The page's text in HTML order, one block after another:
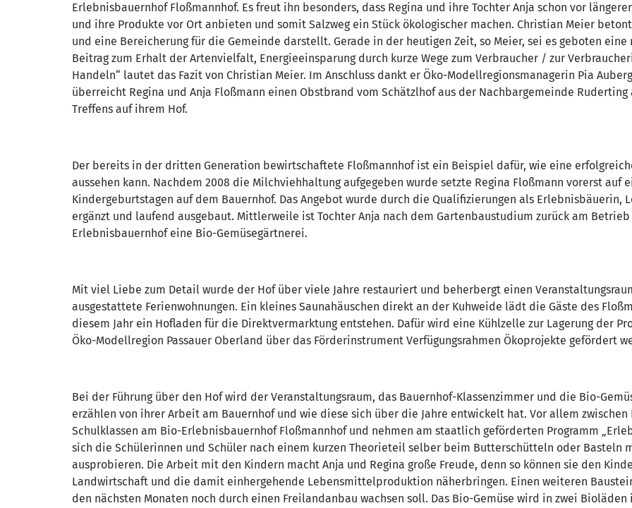
Erlebnisbauernhof Floßmannhof. Es freut ihn besonders, dass Regina und ihre Tochter Anja schon vor
und ihre Produkte vor Ort anbieten und somit Salzweg ein Stück ökologischer machen. Christian Meier
und eine Bereicherung für die Gemeinde darstellt. Gerade in der heutigen Zeit, so Meier, sei es geboten
Beitrag zum Erhalt der Artenvielfalt, Energieeinsparung durch kurze Wege zum Verbraucher / zur
Handeln“ lautet das Fazit von Christian Meier. Im Anschluss dankt er Öko-Modellregionsmanagerin Pia
überreicht Regina und Anja Floßmann einen Obstbrand vom Schätzlhof aus der Nachbargemeinde
Treffens auf ihrem Hof.
Der bereits in der dritten Generation bewirtschaftete Floßmannhof ist ein Beispiel dafür, wie eine
aussehen kann. Nachdem 2008 die Milchviehhaltung aufgegeben wurde setzte Regina Floßmann vorerst auf
Kindergeburtstagen auf dem Bauernhof. Das Angebot wurde durch die Qualifizierungen als Erlebnisbäuerin,
ergänzt und laufend ausgebaut. Mittlerweile ist Tochter Anja nach dem Gartenbaustudium zurück am
Erlebnisbauernhof eine Bio-Gemüsegärtnerei.
Mit viel Liebe zum Detail wurde der Hof über viele Jahre restauriert und beherbergt einen
ausgestattete Ferienwohnungen. Ein kleines Saunahäuschen direkt an der Kuhweide lädt die Gäste des
diesem Jahr ein Hofladen für die Direktvermarktung entstehen. Dafür wird eine Kühlzelle zur Lagerung der
Öko-Modellregion Passauer Oberland über das Förderinstrument Verfügungsrahmen Ökoprojekte gefördert
Bei der Führung über den Hof wird der Veranstaltungsraum, das Bauernhof-Klassenzimmer und die Bio-
erzählen von ihrer Arbeit am Bauernhof und wie diese sich über die Jahre entwickelt hat. Vor allem
Schulklassen am Bio-Erlebnisbauernhof Floßmannhof und nehmen am staatlich geförderten Programm
sich die Schülerinnen und Schüler nach einem kurzen Theorieteil selber beim Butterschütteln oder
ausprobieren. Die Arbeit mit den Kindern macht Anja und Regina große Freude, denn so können sie den
Landwirtschaft und die damit einhergehende Lebensmittelproduktion näherbringen. Einen weiteren
den nächsten Monaten noch durch einen Freilandanbau wachsen soll. Das Bio-Gemüse wird in zwei